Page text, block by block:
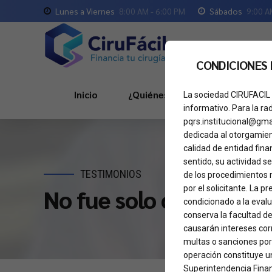
Lunes a Viernes 8:00 AM - 6:00 PM Sábados 9:00
Inicio ¿Quiénes Somos?
TESTIMONIOS
No fue solo
La sociedad
informativo. Para la
dedicada al
calidad de entidad
sentido, su actividad
de los procedimientos
por el solicitante. La
condicionado a la
conserva la facultad
causarán intereses
multas o sanciones
operación constituye
Superintendencia